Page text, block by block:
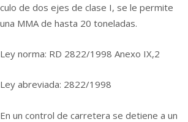
culo de dos ejes de clase I, se le permite
una MMA de hasta 20 toneladas.
Ley norma: RD 2822/1998 Anexo IX,2
Ley abreviada: 2822/1998
En un control de carretera se detiene a un